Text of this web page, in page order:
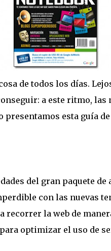
de todos los días.
a este ritmo, las
esta guía
del gran paquete
con las nuevas
recorrer la web de
optimizar el uso de